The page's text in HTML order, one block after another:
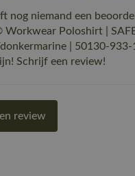
nog niemand een
Workwear Poloshirt |
| 50130-
Schrijf een review!
review